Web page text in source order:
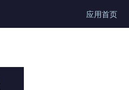
应用首页